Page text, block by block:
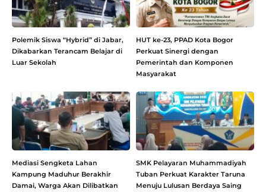
Polemik Siswa “Hybrid” di Jabar,
Dikabarkan Terancam Belajar di
Luar Sekolah
HUT ke-23, PPAD Kota Bogor
Perkuat Sinergi dengan
Pemerintah dan Komponen
Masyarakat
Mediasi Sengketa Lahan
Kampung Maduhur Berakhir
Damai, Warga Akan Dilibatkan
SMK Pelayaran Muhammadiyah
Tuban Perkuat Karakter Taruna
Menuju Lulusan Berdaya Saing